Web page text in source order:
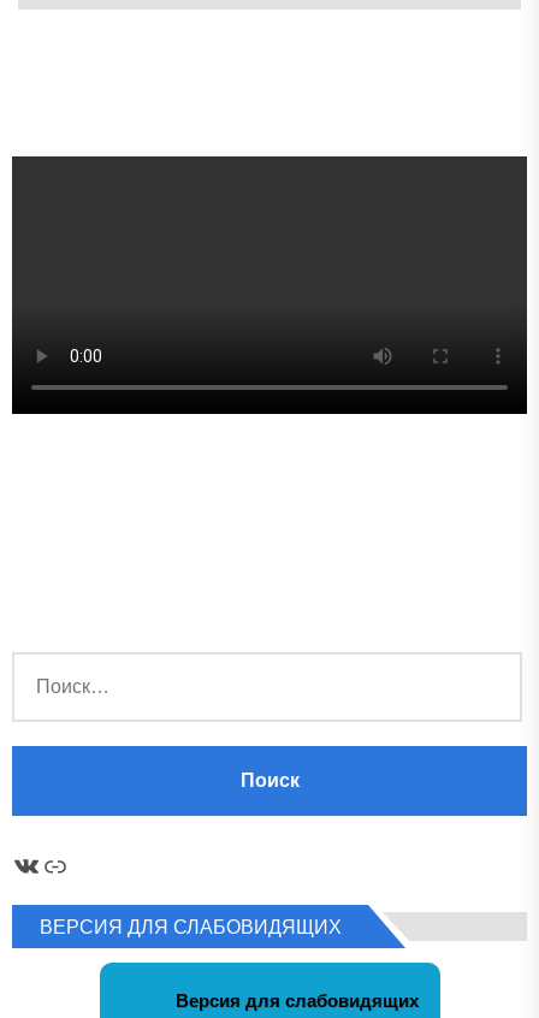
ВКонтакте
Ссылка
ВЕРСИЯ ДЛЯ СЛАБОВИДЯЩИХ
Версия для слабовидящих